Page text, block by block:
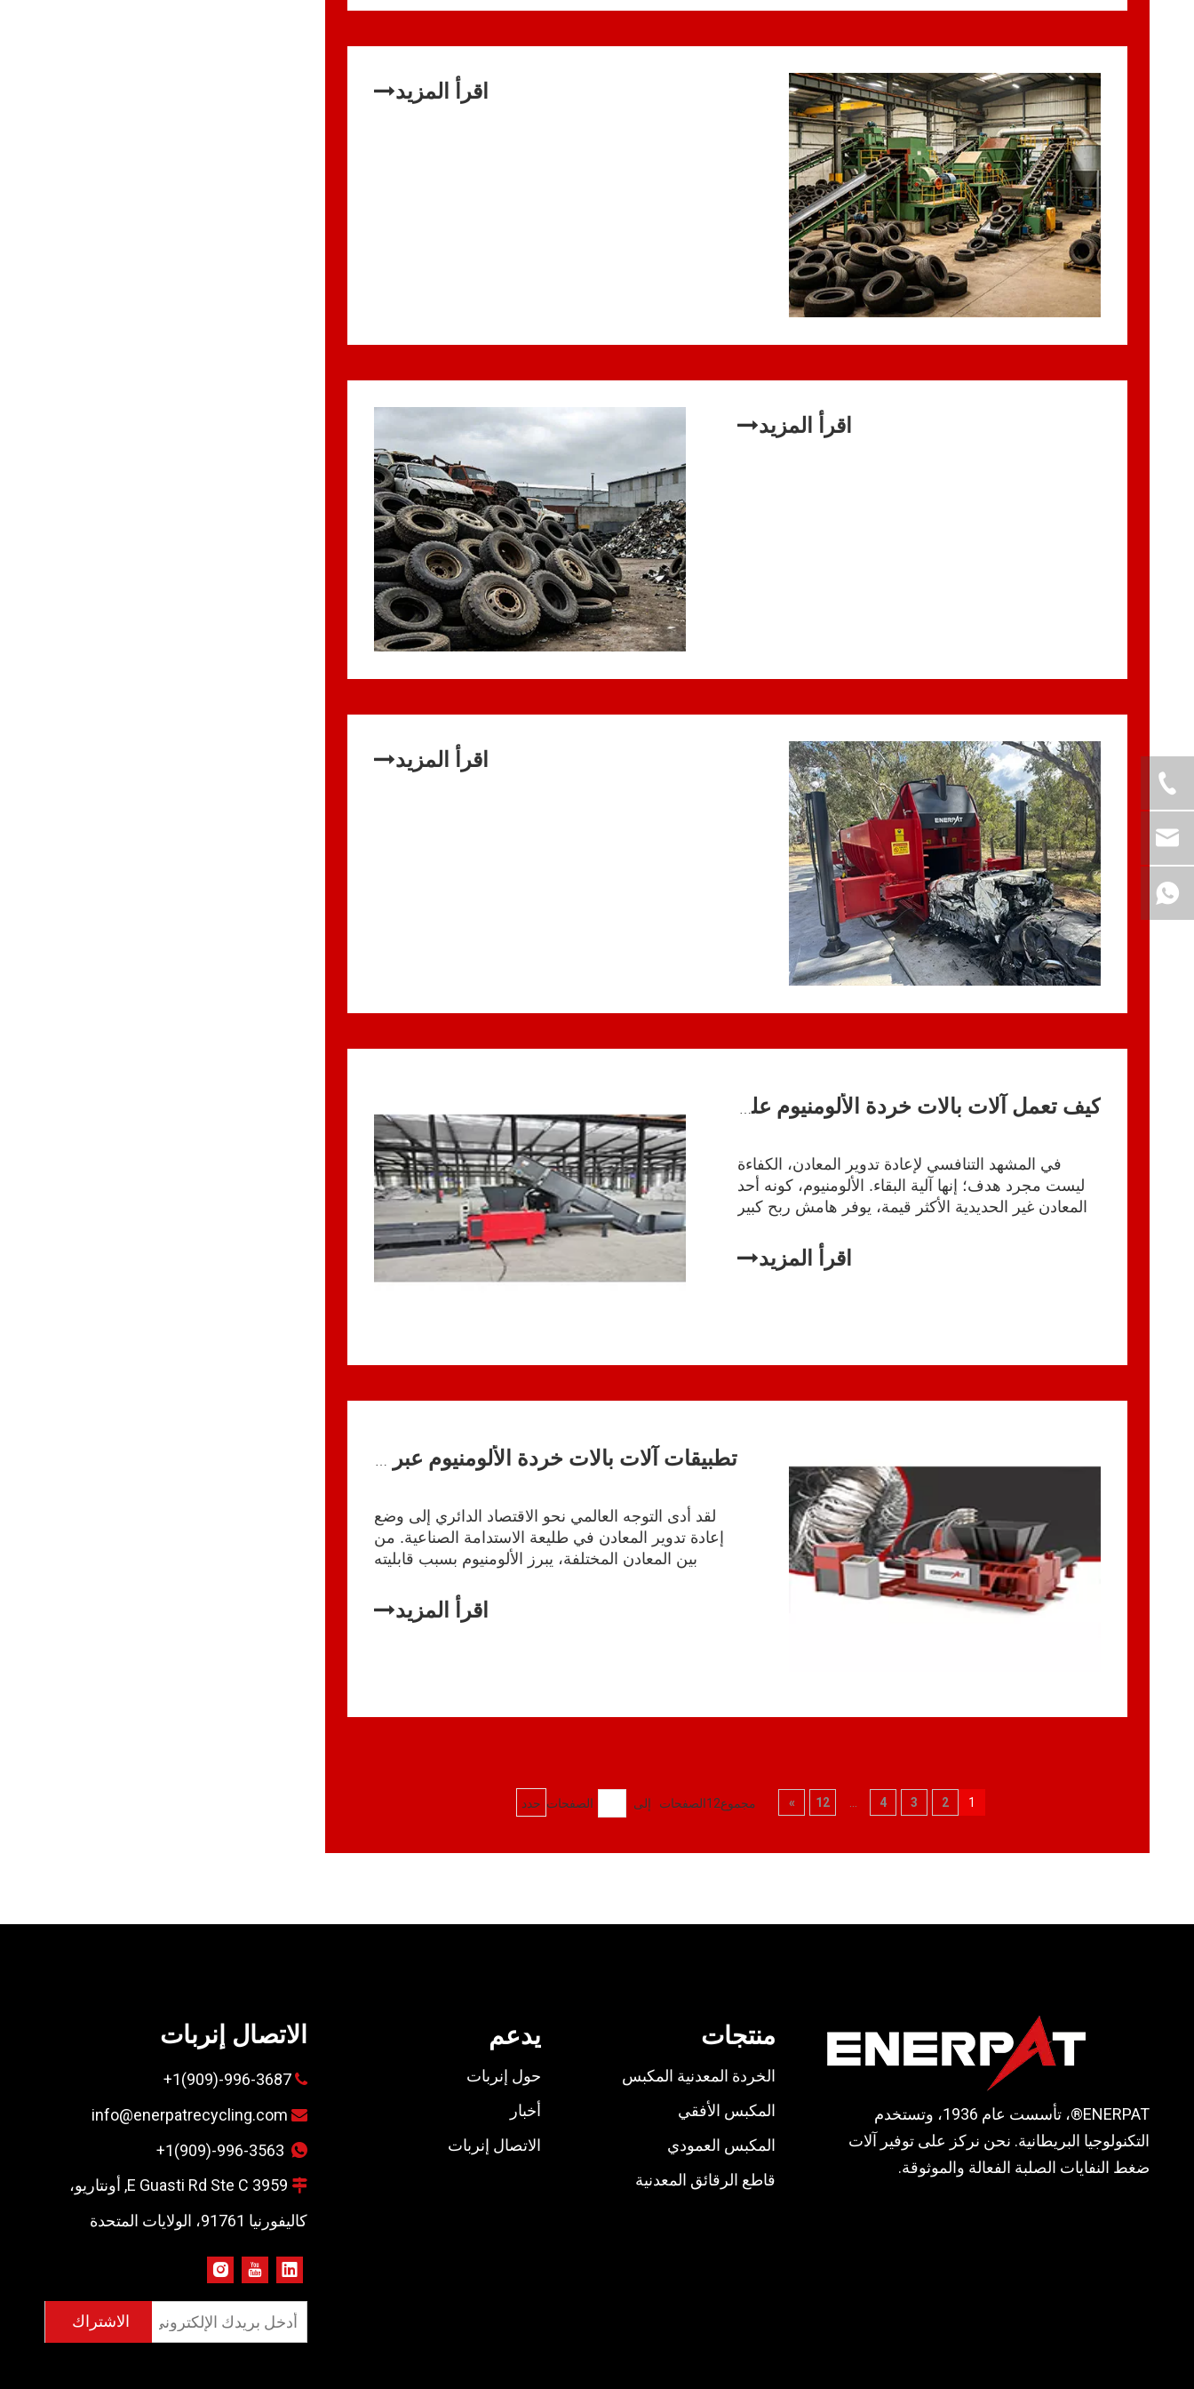
اقرأ المزيد
اقرأ المزيد
اقرأ المزيد
كيف تعمل آلات بالات خردة الألومنيوم على زيادة عائد الاستثمار إلى الحد الأقصى وخفض تكاليف إعادة التدوير
في المشهد التنافسي لإعادة تدوير المعادن، الكفاءة
ليست مجرد هدف؛ إنها آلية البقاء. الألومنيوم، كونه أحد
المعادن غير الحديدية الأكثر قيمة، يوفر هامش ربح كبير
اقرأ المزيد
تطبيقات آلات بالات خردة الألومنيوم عبر الصناعات الرئيسية
لقد أدى التوجه العالمي نحو الاقتصاد الدائري إلى وضع
إعادة تدوير المعادن في طليعة الاستدامة الصناعية. من
بين المعادن المختلفة، يبرز الألومنيوم بسبب قابليته
اقرأ المزيد
1
2
3
4
12
» مجموع12الصفحات إلى الصفحات حدد
ENERPAT®، تأسست عام 1936، وتستخدم
التكنولوجيا البريطانية. نحن نركز على توفير آلات
ضغط النفايات الصلبة الفعالة والموثوقة.
منتجات
الخردة المعدنية المكبس
المكبس الأفقي
المكبس العمودي
قاطع الرقائق المعدنية
يدعم
حول إنربات
أخبار
الاتصال إنربات
الاتصال إنربات

996-3687-(909)1+

info@enerpatrecycling.com
+1(909)-996-3563

3959 E Guasti Rd Ste C, أونتاريو،
كاليفورنيا 91761، الولايات المتحدة
الاشتراك